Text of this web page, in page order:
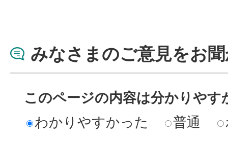
みなさまのご意見をお
このページの内容は分かりやす
わかりやすかった
普通